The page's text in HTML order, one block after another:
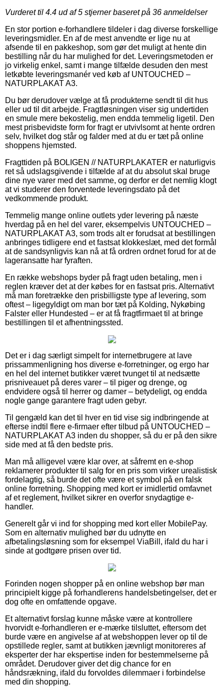
Vurderet til 4.4 ud af 5 stjerner baseret på 36 anmeldelser
En stor portion e-forhandlere tildeler i dag diverse forskellige
leveringsmidler. En af de mest anvendte er lige nu at
afsende til en pakkeshop, som gør det muligt at hente din
bestilling når du har mulighed for det. Leveringsmetoden er
jo virkelig enkel, samt i mange tilfælde desuden den mest
letkøbte leveringsmanér ved køb af UNTOUCHED –
NATURPLAKAT A3.
Du bør derudover vælge at få produkterne sendt til dit hus
eller ud til dit arbejde. Fragtløsningen viser sig undertiden
en smule mere bekostelig, men endda temmelig ligetil. Den
mest prisbevidste form for fragt er utvivlsomt at hente ordren
selv, hvilket dog står og falder med at du er tæt på online
shoppens hjemsted.
Fragttiden på BOLIGEN // NATURPLAKATER er naturligvis
ret så udslagsgivende i tilfælde af at du absolut skal bruge
dine nye varer med det samme, og derfor er det nemlig klogt
at vi studerer den forventede leveringsdato på det
vedkommende produkt.
Temmelig mange online outlets yder levering på næste
hverdag på en hel del varer, eksempelvis UNTOUCHED –
NATURPLAKAT A3, som trods alt er forudsat at bestillingen
anbringes tidligere end et fastsat klokkeslæt, med det formål
at de sandsynligvis kan nå at få ordren ordnet forud for at de
lageransatte har fyraften.
En række webshops byder på fragt uden betaling, men i
reglen kræver det at der købes for en fastsat pris. Alternativt
må man foretrække den prisbilligste type af levering, som
oftest – ligegyldigt om man bor tæt på Kolding, Nykøbing
Falster eller Hundested – er at få fragtfirmaet til at bringe
bestillingen til et afhentningssted.
Det er i dag særligt simpelt for internetbrugere at lave
prissammenligning hos diverse e-forretninger, og ergo har
en hel del internet butikker været tvunget til at nedsætte
prisniveauet på deres varer – til piger og drenge, og
endvidere også til herrer og damer – betydeligt, og endda
nogle gange garantere fragt uden gebyr.
Til gengæld kan det til hver en tid vise sig indbringende at
efterse indtil flere e-firmaer efter tilbud på UNTOUCHED –
NATURPLAKAT A3 inden du shopper, så du er på den sikre
side med at få den bedste pris.
Man må alligevel være klar over, at såfremt en e-shop
reklamerer produkter til salg for en pris som virker urealistisk
fordelagtig, så burde det ofte være et symbol på en falsk
online forretning. Shopping med kort er imidlertid omfavnet
af et reglement, hvilket sikrer en overfor snydagtige e-
handler.
Generelt går vi ind for shopping med kort eller MobilePay.
Som en alternativ mulighed bør du udnytte en
afbetalingsløsning som for eksempel ViaBill, ifald du har i
sinde at godtgøre prisen over tid.
Forinden nogen shopper på en online webshop bør man
principielt kigge på forhandlerens handelsbetingelser, det er
dog ofte en omfattende opgave.
Et alternativt forslag kunne måske være at kontrollere
hvorvidt e-forhandleren er e-mærke tilsluttet, eftersom det
burde være en angivelse af at webshoppen lever op til de
opstillede regler, samt at butikken jævnligt monitoreres af
eksperter der har ekspertise inden for bestemmelserne på
området. Derudover giver det dig chance for en
håndsrækning, ifald du forvoldes dilemmaer i forbindelse
med din shopping.